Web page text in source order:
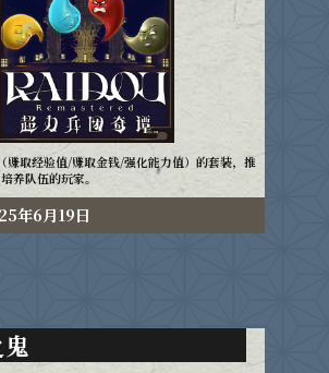
赚取经验值/赚取金钱/强化能力值）的套装，推
队伍的玩家。
年6月19日